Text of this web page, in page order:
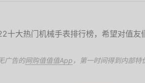
十大热门机械手表排行榜，希望对值友
广告的网购值值值App ，第一时间得到内部特